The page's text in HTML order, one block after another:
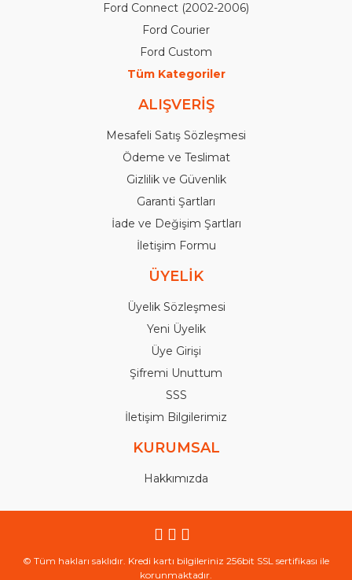
Ford Connect (2002-2006)
Ford Courier
Ford Custom
Tüm Kategoriler
ALIŞVERİŞ
Mesafeli Satış Sözleşmesi
Ödeme ve Teslimat
Gizlilik ve Güvenlik
Garanti Şartları
İade ve Değişim Şartları
İletişim Formu
ÜYELİK
Üyelik Sözleşmesi
Yeni Üyelik
Üye Girişi
Şifremi Unuttum
SSS
İletişim Bilgilerimiz
KURUMSAL
Hakkımızda
© Tüm hakları saklıdır. Kredi kartı bilgileriniz 256bit SSL sertifikası ile
korunmaktadır.